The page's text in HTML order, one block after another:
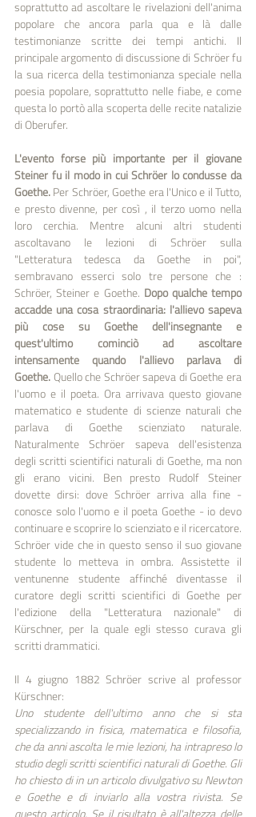
soprattutto ad ascoltare le rivelazioni dell'anima
popolare che ancora parla qua e là dalle
testimonianze scritte dei tempi antichi. Il
principale argomento di discussione di Schröer fu
la sua ricerca della testimonianza speciale nella
poesia popolare, soprattutto nelle fiabe, e come
questa lo portò alla scoperta delle recite natalizie
di Oberufer.
L'evento forse più importante per il giovane
Steiner fu il modo in cui Schröer lo condusse da
Goethe. Per Schröer, Goethe era l'Unico e il Tutto,
e presto divenne, per così , il terzo uomo nella
loro cerchia. Mentre alcuni altri studenti
ascoltavano le lezioni di Schröer sulla
"Letteratura tedesca da Goethe in poi",
sembravano esserci solo tre persone che :
Schröer, Steiner e Goethe. Dopo qualche tempo
accadde una cosa straordinaria: l'allievo sapeva
più cose su Goethe dell'insegnante e
quest'ultimo cominciò ad ascoltare
intensamente quando l'allievo parlava di
Goethe. Quello che Schröer sapeva di Goethe era
l'uomo e il poeta. Ora arrivava questo giovane
matematico e studente di scienze naturali che
parlava di Goethe scienziato naturale.
Naturalmente Schröer sapeva dell'esistenza
degli scritti scientifici naturali di Goethe, ma non
gli erano vicini. Ben presto Rudolf Steiner
dovette dirsi: dove Schröer arriva alla fine -
conosce solo l'uomo e il poeta Goethe - io devo
continuare e scoprire lo scienziato e il ricercatore.
Schröer vide che in questo senso il suo giovane
studente lo metteva in ombra. Assistette il
ventunenne studente affinché diventasse il
curatore degli scritti scientifici di Goethe per
l'edizione della "Letteratura nazionale" di
Kürschner, per la quale egli stesso curava gli
scritti drammatici.
Il 4 giugno 1882 Schröer scrive al professor
Kürschner:
Uno studente dell'ultimo anno che si sta
specializzando in fisica, matematica e filosofia,
che da anni ascolta le mie lezioni, ha intrapreso lo
studio degli scritti scientifici naturali di Goethe. Gli
ho chiesto di in un articolo divulgativo su Newton
e Goethe e di inviarlo alla vostra rivista. Se